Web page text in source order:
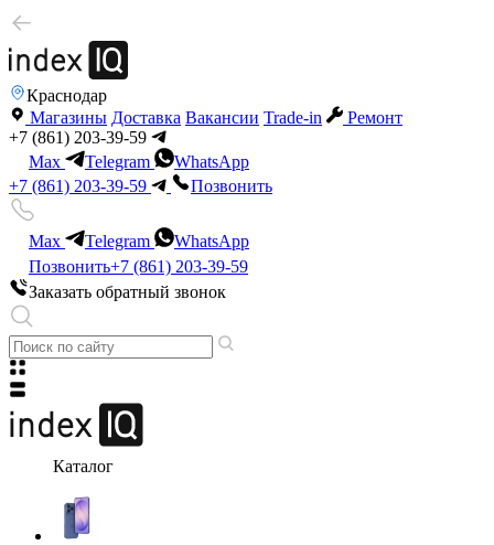
Краснодар
Магазины Доставка Вакансии Trade-in
Ремонт
+7 (861) 203-39-59
Max
Telegram
WhatsApp
+7 (861) 203-39-59
Позвонить
Max Telegram
WhatsApp
Позвонить+7 (861) 203-39-59
Заказать обратный звонок
Каталог